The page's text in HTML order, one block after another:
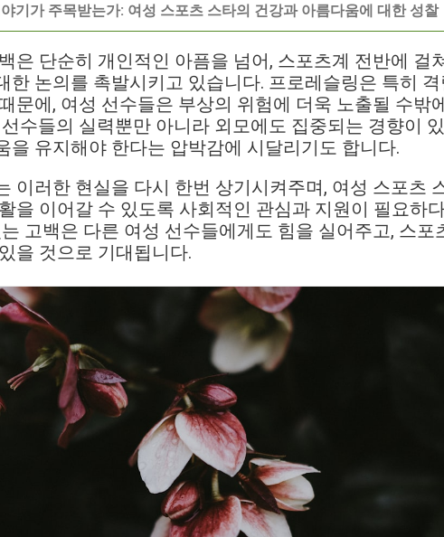
기가 주목받는가: 여성 스포츠 스타의 건강과 아름다움에 대한 성찰
은 단순히 개인적인 아픔을 넘어, 스포츠계 전반에 걸
한 논의를 촉발시키고 있습니다. 프로레슬링은 특히
문에, 여성 선수들은 부상의 위험에 더욱 노출될 수밖
수들의 실력뿐만 아니라 외모에도 집중되는 경향이
을 유지해야 한다는 압박감에 시달리기도 합니다.
이러한 현실을 다시 한번 상기시켜주며, 여성 스포츠
을 이어갈 수 있도록 사회적인 관심과 지원이 필요하
고백은 다른 여성 선수들에게도 힘을 실어주고, 스포
을 것으로 기대됩니다.